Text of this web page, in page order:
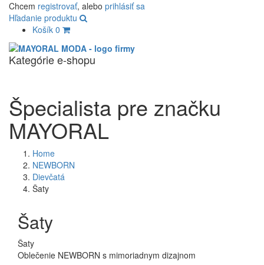
Chcem registrovať, alebo prihlásiť sa
Hľadanie produktu
Košík 0
Kategórie e-shopu
Špecialista pre značku
MAYORAL
Home
NEWBORN
Dievčatá
Šaty
Šaty
Šaty
Oblečenie NEWBORN s mimoriadnym dizajnom